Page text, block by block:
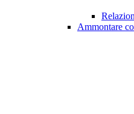
Ammontare